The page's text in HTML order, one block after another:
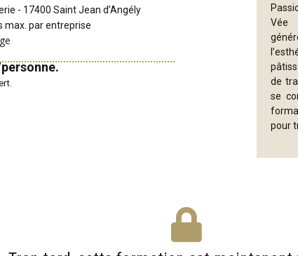
- 17400 Saint Jean d’Angély
max. par entreprise
Vée
de
se
pour